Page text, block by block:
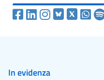
In evidenza